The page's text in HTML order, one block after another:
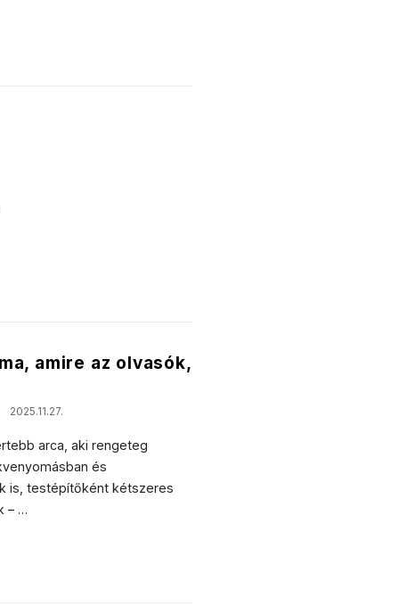
amire az olvasók,
2025.11.27.
arca, aki rengeteg
és
is, testépítőként kétszeres
– …